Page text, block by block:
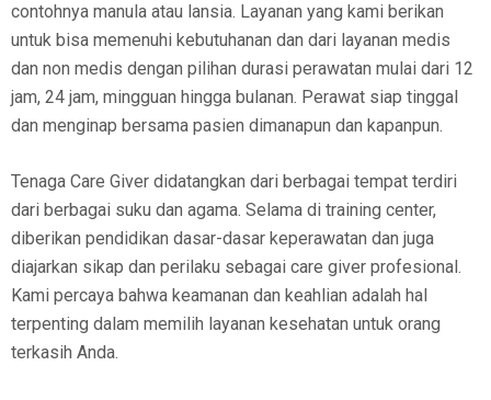
contohnya manula atau lansia. Layanan yang kami berikan
untuk bisa memenuhi kebutuhanan dan dari layanan medis
dan non medis dengan pilihan durasi perawatan mulai dari 12
jam, 24 jam, mingguan hingga bulanan. Perawat siap tinggal
dan menginap bersama pasien dimanapun dan kapanpun.
Tenaga Care Giver didatangkan dari berbagai tempat terdiri
dari berbagai suku dan agama. Selama di training center,
diberikan pendidikan dasar-dasar keperawatan dan juga
diajarkan sikap dan perilaku sebagai care giver profesional.
Kami percaya bahwa keamanan dan keahlian adalah hal
terpenting dalam memilih layanan kesehatan untuk orang
terkasih Anda.